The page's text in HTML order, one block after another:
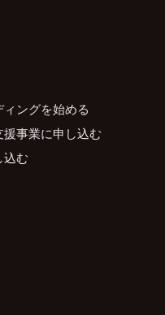
ングを始める
事業に申し込む
込む